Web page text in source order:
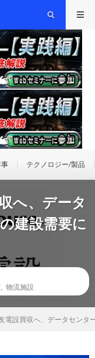
テクノロジー/製品
へ、データ
建設需要に
物流施設
電設買収へ、データセン